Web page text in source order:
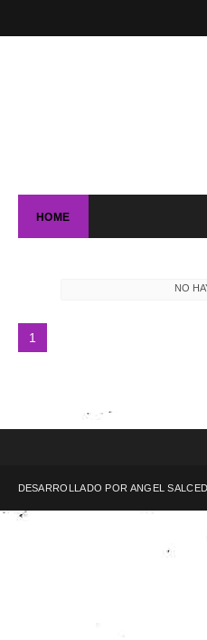
HOME
NO
1
DESARROLLADO POR ANGEL